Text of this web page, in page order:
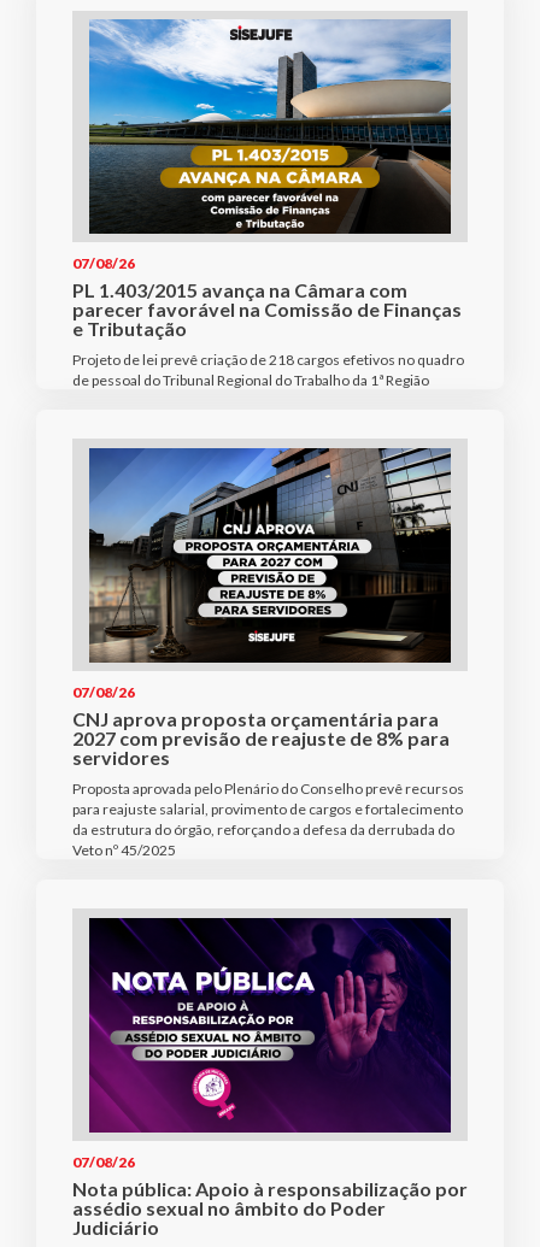
07/08/26
PL 1.403/2015 avança na Câmara com
parecer favorável na Comissão de Finanças
e Tributação
Projeto de lei prevê criação de 218 cargos efetivos no quadro
de pessoal do Tribunal Regional do Trabalho da 1ª Região
07/08/26
CNJ aprova proposta orçamentária para
2027 com previsão de reajuste de 8% para
servidores
Proposta aprovada pelo Plenário do Conselho prevê recursos
para reajuste salarial, provimento de cargos e fortalecimento
da estrutura do órgão, reforçando a defesa da derrubada do
Veto nº 45/2025
07/08/26
Nota pública: Apoio à responsabilização por
assédio sexual no âmbito do Poder
Judiciário